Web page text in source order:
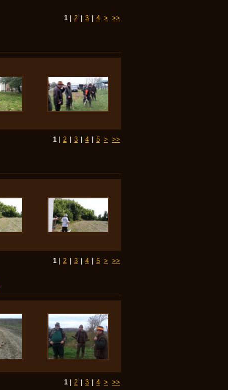
1 2 3 4 > >>
1 2 3 4 5 > >>
1 2 3 4 5 > >>
1 2 3 4 > >>